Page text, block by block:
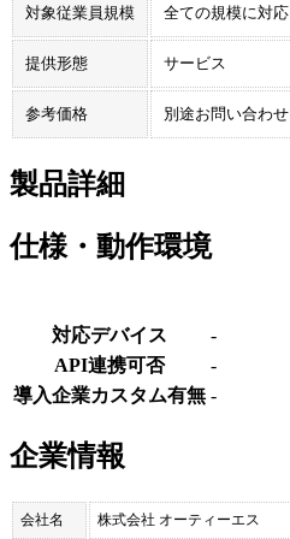
対象従業員規模 全ての規模に対応
提供形態 サービス
参考価格 別途お問い合わせ
製品詳細
仕様・動作環境
対応デバイス
-
API連携可否
-
導入企業カスタム有無 -
企業情報
会社名 株式会社 オーティーエス